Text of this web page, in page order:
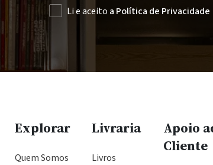
Li e aceito a Política de Privacidade
Explorar
Quem Somos
Livraria
Livros
Apoio
Cliente